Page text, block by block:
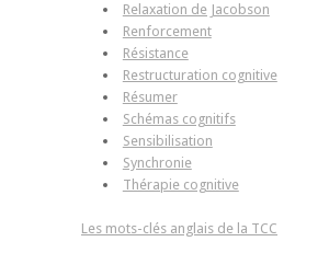
Relaxation de Jacobson
Renforcement
Résistance
Restructuration cognitive
Résumer
Schémas cognitifs
Sensibilisation
Synchronie
Thérapie cognitive
Les mots-clés anglais de la TCC